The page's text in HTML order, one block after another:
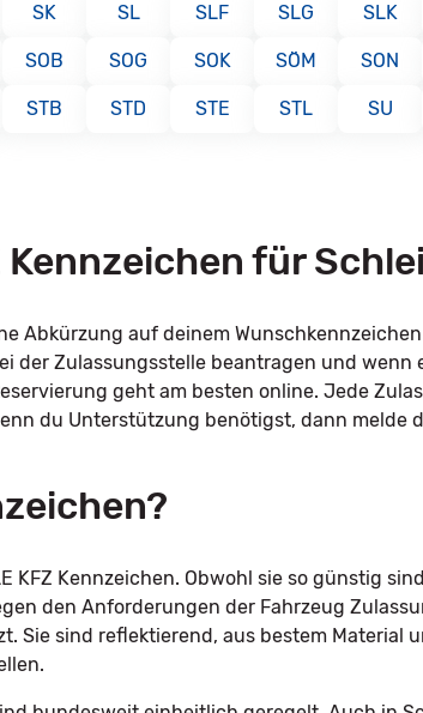
SK SL SLF SLG SLK
SOB SOG SOK SÖM SON
STB STD STE STL SU
für
Abkürzung auf deinem
der Zulassungsstelle beantragen und wenn
geht am besten online. Jede
du Unterstützung benötigst, dann melde
KFZ Kennzeichen. Obwohl sie so günstig
den Anforderungen der Fahrzeug
Sie sind reflektierend, aus bestem Material